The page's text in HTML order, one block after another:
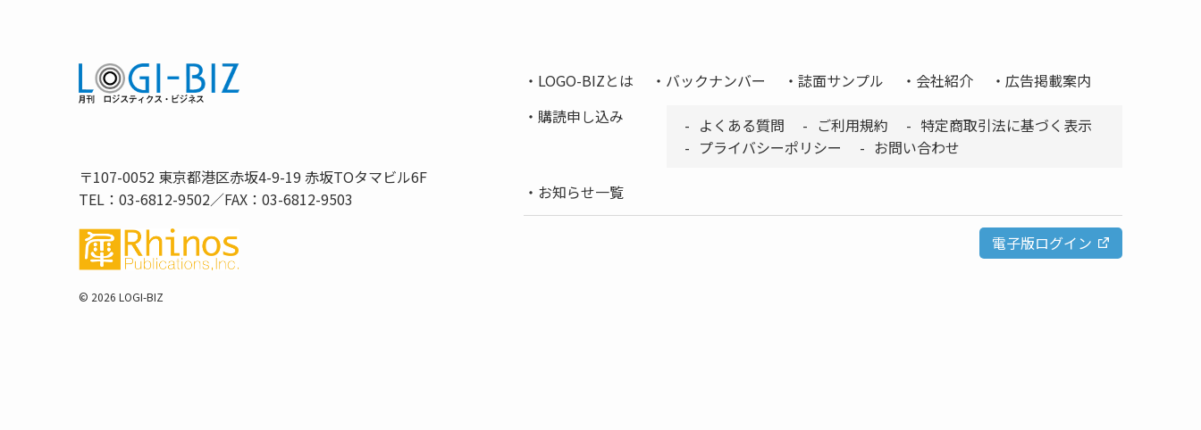
〒107-0052 東京都港区赤坂4-9-19 赤坂TOタマビル6F
TEL：03-6812-9502／FAX：03-6812-9503
© 2026 LOGI-BIZ
LOGO-BIZとは バックナンバー 誌面サンプル 会社紹介
広告掲載案内
購読申し込み
よくある質問 ご利用規約
特定商取引法に基づく表示
プライバシーポリシー
お問い合わせ
お知らせ一覧
電子版ログイン